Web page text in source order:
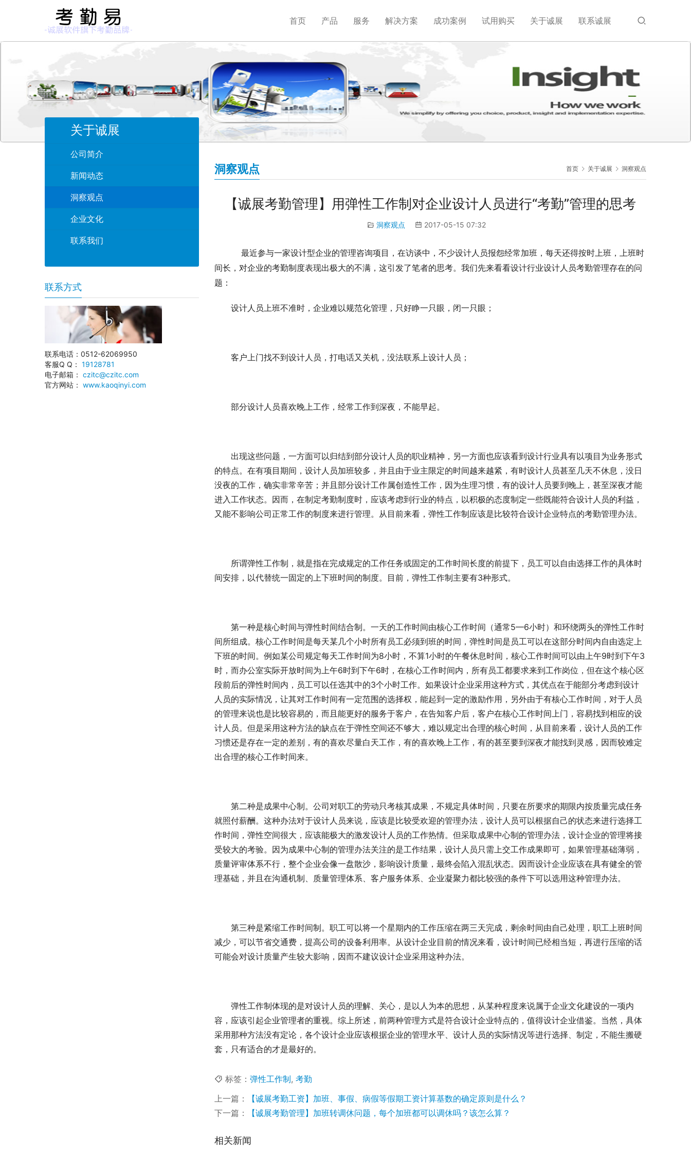
首页 产品 服务 解决方案 成功案例 试用购买 关于诚展 联系诚展
首页 关于诚展 洞察观点
洞察观点
【诚展考勤管理】用弹性工作制对企业设计人员进行“考勤”管理的思考
洞察观点 2017-05-15 07:32
最近参与一家设计型企业的管理咨询项目，在访谈中，不少设计人员报怨经常加班，每天还得按时上班，上班时
间长，对企业的考勤制度表现出极大的不满，这引发了笔者的思考。我们先来看看设计行业设计人员考勤管理存在的问
题：
设计人员上班不准时，企业难以规范化管理，只好睁一只眼，闭一只眼；
客户上门找不到设计人员，打电话又关机，没法联系上设计人员；
部分设计人员喜欢晚上工作，经常工作到深夜，不能早起。
出现这些问题，一方面可以归结到部分设计人员的职业精神，另一方面也应该看到设计行业具有以项目为业务形式
的特点。在有项目期间，设计人员加班较多，并且由于业主限定的时间越来越紧，有时设计人员甚至几天不休息，没日
没夜的工作，确实非常辛苦；并且部分设计工作属创造性工作，因为生理习惯，有的设计人员要到晚上，甚至深夜才能
进入工作状态。因而，在制定考勤制度时，应该考虑到行业的特点，以积极的态度制定一些既能符合设计人员的利益，
又能不影响公司正常工作的制度来进行管理。从目前来看，弹性工作制应该是比较符合设计企业特点的考勤管理办法。
所谓弹性工作制，就是指在完成规定的工作任务或固定的工作时间长度的前提下，员工可以自由选择工作的具体时
间安排，以代替统一固定的上下班时间的制度。目前，弹性工作制主要有3种形式。
第一种是核心时间与弹性时间结合制。一天的工作时间由核心工作时间（通常5—6小时）和环绕两头的弹性工作时
间所组成。核心工作时间是每天某几个小时所有员工必须到班的时间，弹性时间是员工可以在这部分时间内自由选定上
下班的时间。例如某公司规定每天工作时间为8小时，不算1小时的午餐休息时间，核心工作时间可以由上午9时到下午3
时，而办公室实际开放时间为上午6时到下午6时，在核心工作时间内，所有员工都要求来到工作岗位，但在这个核心区
段前后的弹性时间内，员工可以任选其中的3个小时工作。如果设计企业采用这种方式，其优点在于能部分考虑到设计
人员的实际情况，让其对工作时间有一定范围的选择权，能起到一定的激励作用，另外由于有核心工作时间，对于人员
的管理来说也是比较容易的，而且能更好的服务于客户，在告知客户后，客户在核心工作时间上门，容易找到相应的设
计人员。但是采用这种方法的缺点在于弹性空间还不够大，难以规定出合理的核心时间，从目前来看，设计人员的工作
习惯还是存在一定的差别，有的喜欢尽量白天工作，有的喜欢晚上工作，有的甚至要到深夜才能找到灵感，因而较难定
出合理的核心工作时间来。
第二种是成果中心制。公司对职工的劳动只考核其成果，不规定具体时间，只要在所要求的期限内按质量完成任务
就照付薪酬。这种办法对于设计人员来说，应该是比较受欢迎的管理办法，设计人员可以根据自己的状态来进行选择工
作时间，弹性空间很大，应该能极大的激发设计人员的工作热情。但采取成果中心制的管理办法，设计企业的管理将接
受较大的考验。因为成果中心制的管理办法关注的是工作结果，设计人员只需上交工作成果即可，如果管理基础薄弱，
质量评审体系不行，整个企业会像一盘散沙，影响设计质量，最终会陷入混乱状态。因而设计企业应该在具有健全的管
理基础，并且在沟通机制、质量管理体系、客户服务体系、企业凝聚力都比较强的条件下可以选用这种管理办法。
第三种是紧缩工作时间制。职工可以将一个星期内的工作压缩在两三天完成，剩余时间由自己处理，职工上班时间
减少，可以节省交通费，提高公司的设备利用率。从设计企业目前的情况来看，设计时间已经相当短，再进行压缩的话
可能会对设计质量产生较大影响，因而不建议设计企业采用这种办法。
弹性工作制体现的是对设计人员的理解、关心，是以人为本的思想，从某种程度来说属于企业文化建设的一项内
容，应该引起企业管理者的重视。综上所述，前两种管理方式是符合设计企业特点的，值得设计企业借鉴。当然，具体
采用那种方法没有定论，各个设计企业应该根据企业的管理水平、设计人员的实际情况等进行选择、制定，不能生搬硬
套，只有适合的才是最好的。
标签： 弹性工作制, 考勤
上一篇：
【诚展考勤工资】加班、事假、病假等假期工资计算基数的确定原则是什么？
下一篇：
【诚展考勤管理】加班转调休问题，每个加班都可以调休吗？该怎么算？
相关新闻
关于诚展
公司简介
新闻动态
洞察观点
企业文化
联系我们
联系方式
联系电话：0512-62069950
客服Q Q： 19128781
电子邮箱： czitc@czitc.com
官方网站： www.kaoqinyi.com